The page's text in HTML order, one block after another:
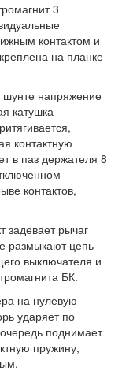
3
контактом и
на планке
шунте напряжение
катушка
контактную
в паз держателя 8
контактов,
задевает рычаг
размыкают цепь
выключателя и
БК.
на нулевую
ударяет по
поднимает
пружину,